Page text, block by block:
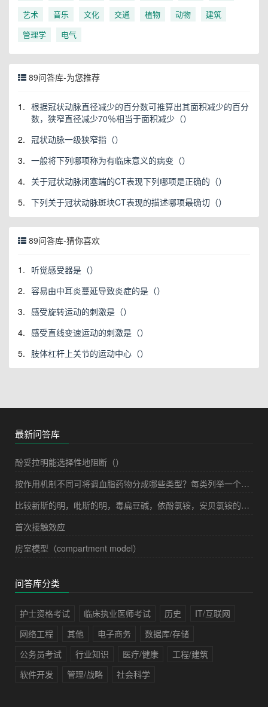
艺术
音乐 文化 交通 植物 动物
建筑
管理学
电气
89问答库-为您推荐
1. 根据冠状动脉直径减少的百分数可推算出其面积减少的百分
数，狭窄直径减少70％相当于面积减少（）
2. 冠状动脉一级狭窄指（）
3. 一般将下列哪项称为有临床意义的病变（）
4. 关于冠状动脉闭塞端的CT表现下列哪项是正确的（）
5. 下列关于冠状动脉斑块CT表现的描述哪项最确切（）
89问答库-猜你喜欢
1. 听觉感受器是（）
2. 容易由中耳炎蔓延导致炎症的是（）
3. 感受旋转运动的刺激是（）
4. 感受直线变速运动的刺激是（）
5. 肢体杠杆上关节的运动中心（）
最新问答库
酚妥拉明能选择性地阻断（）
按作用机制不同可将调血脂药物分成哪些类型？每类列举一个代表药物。
比较新斯的明，吡斯的明，毒扁豆碱，依酚氯铵，安贝氯铵的药理学与临床应用特点。
首次接触效应
房室模型（compartment model）
问答库分类
护士资格考试 临床执业医师考试 历史
IT/互联网
网络工程
其他 电子商务
数据库/存储
公务员考试
行业知识 医疗/健康
工程/建筑
软件开发
管理/战略 社会科学